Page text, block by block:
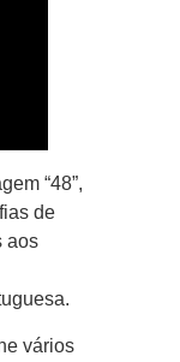
“48”,
de
aos
vários